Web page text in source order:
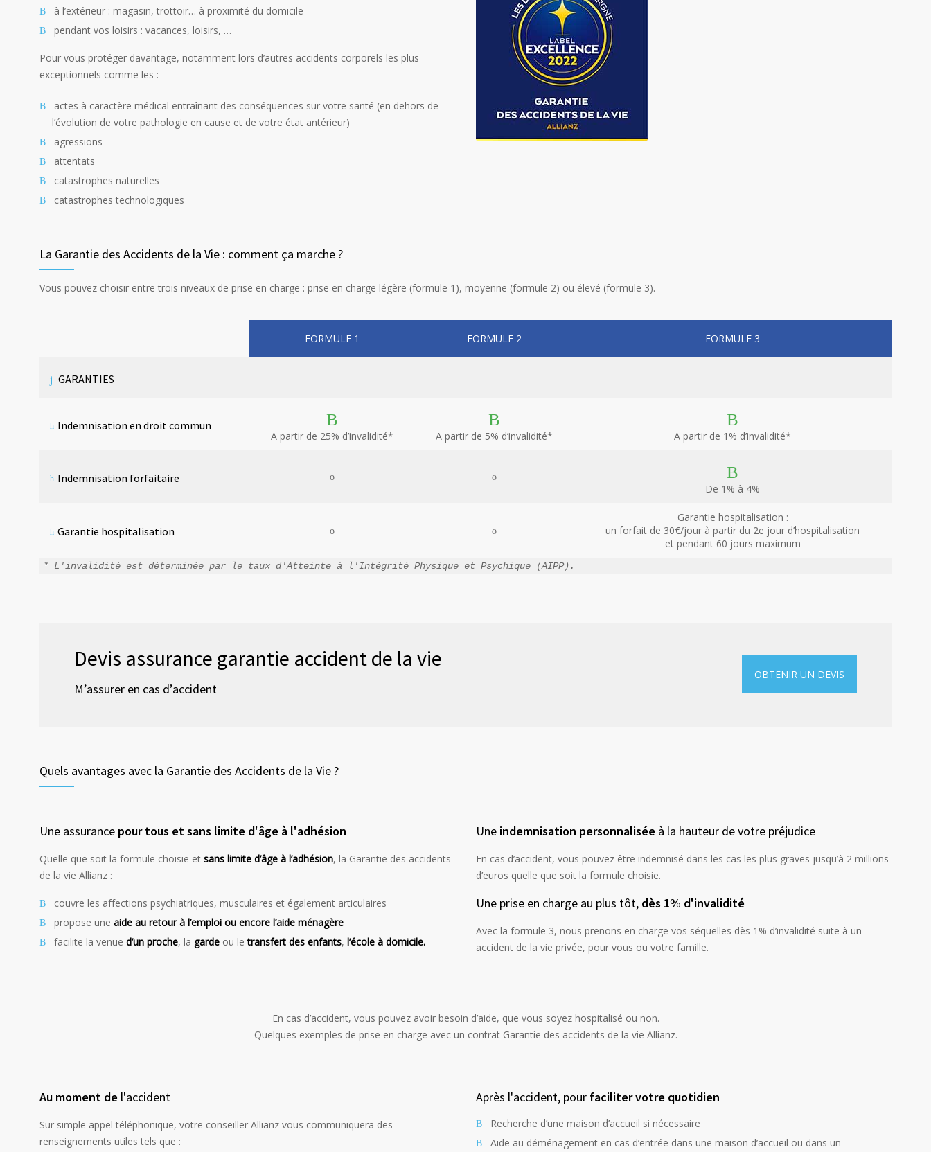
à l’extérieur : magasin, trottoir… à proximité du domicile
pendant vos loisirs : vacances, loisirs, …
Pour vous protéger davantage, notamment lors d’autres accidents corporels les plus
exceptionnels comme les :
actes à caractère médical entraînant des conséquences sur votre santé (en dehors de
l’évolution de votre pathologie en cause et de votre état antérieur)
agressions
attentats
catastrophes naturelles
catastrophes technologiques
La Garantie des Accidents de la Vie : comment ça marche ?
Vous pouvez choisir entre trois niveaux de prise en charge : prise en charge légère (formule 1), moyenne (formule 2) ou élevé (formule 3).
FORMULE 1 FORMULE 2 FORMULE 3
GARANTIES
Indemnisation en droit commun
A partir de 25% d’invalidité* A partir de 5% d’invalidité* A partir de 1% d’invalidité*
Indemnisation forfaitaire
De 1% à 4%
Garantie hospitalisation
Garantie hospitalisation :
un forfait de 30€/jour à partir du 2e jour d’hospitalisation
et pendant 60 jours maximum
* L'invalidité est déterminée par le taux d'Atteinte à l'Intégrité Physique et Psychique (AIPP).
Devis assurance garantie accident de la vie
M’assurer en cas d’accident
OBTENIR UN DEVIS
Quels avantages avec la Garantie des Accidents de la Vie ?
Une assurance pour tous et sans limite d'âge à l'adhésion
Quelle que soit la formule choisie et sans limite d’âge à l’adhésion, la Garantie des accidents
de la vie Allianz :
couvre les affections psychiatriques, musculaires et également articulaires
propose une aide au retour à l’emploi ou encore l’aide ménagère
facilite la venue d’un proche, la garde ou letransfert des enfants, l’école à domicile.
Une indemnisation personnalisée à la hauteur de votre préjudice
En cas d’accident, vous pouvez être indemnisé dans les cas les plus graves jusqu’à 2 millions
d’euros quelle que soit la formule choisie.
Une prise en charge au plus tôt, dès 1% d'invalidité
Avec la formule 3, nous prenons en charge vos séquelles dès 1% d’invalidité suite à un
accident de la vie privée, pour vous ou votre famille.
En cas d’accident, vous pouvez avoir besoin d’aide, que vous soyez hospitalisé ou non.
Quelques exemples de prise en charge avec un contrat Garantie des accidents de la vie Allianz.
Au moment de l'accident
Sur simple appel téléphonique, votre conseiller Allianz vous communiquera des
renseignements utiles tels que :
Après l'accident, pour faciliter votre quotidien
Recherche d’une maison d’accueil si nécessaire
Aide au déménagement en cas d’entrée dans une maison d’accueil ou dans un